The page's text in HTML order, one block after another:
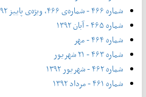
شماره ۴۶۶ - شماره‌ی ۴۶۶، ویژه‌ی پاییز ۱۳۹۲
شماره ۴۶۵ - آبان ۱۳۹۲
شماره ۴۶۴ - مهر
شماره ۴۶۳ - ۲۱ شهریور
شماره ۴۶۲ - شهریور ۱۳۹۲
شماره ۴۶۱ - مرداد ۱۳۹۲